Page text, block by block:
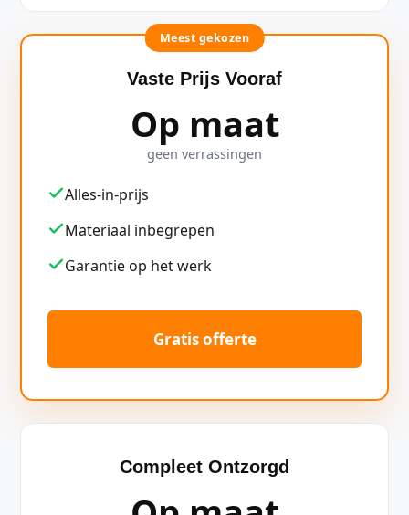
Meest gekozen
Vaste Prijs Vooraf
Op maat
geen verrassingen
Alles-in-prijs
Materiaal inbegrepen
Garantie op het werk
Gratis offerte
Compleet Ontzorgd